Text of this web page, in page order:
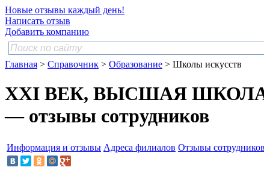
Новые отзывы каждый день!
Написать отзыв
Добавить компанию
Главная > Справочник > Образование > Школы искусств
XXI ВЕК, ВЫСШАЯ
— отзывы сотрудников
Информация и отзывы Адреса филиалов Отзывы сотрудников